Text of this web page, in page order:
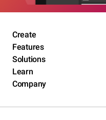
Create
Features
Solutions
Learn
Company